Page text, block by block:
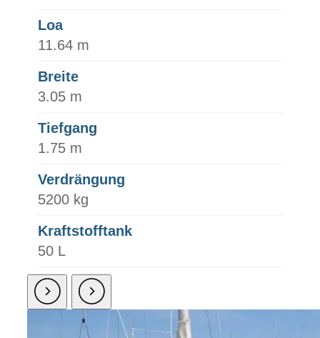
Loa
11.64 m
Breite
3.05 m
Tiefgang
1.75 m
Verdrängung
5200 kg
Kraftstofftank
50 L